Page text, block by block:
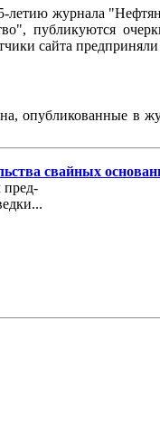
летию журнала
публикуются
сайта
опубликованные в
свайных
пред-